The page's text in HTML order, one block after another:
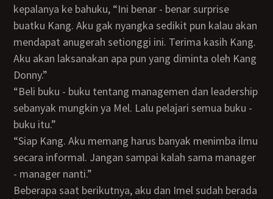
kepalanya ke bahuku, “Ini benar - benar surprise
buatku Kang. Aku gak nyangka sedikit pun kalau akan
mendapat anugerah setionggi ini. Terima kasih Kang.
Aku akan laksanakan apa pun yang diminta oleh Kang
Donny.”
“Beli buku - buku tentang managemen dan leadership
sebanyak mungkin ya Mel. Lalu pelajari semua buku -
buku itu.”
“Siap Kang. Aku memang harus banyak menimba ilmu
secara informal. Jangan sampai kalah sama manager
- manager nanti.”
Beberapa saat berikutnya, aku dan Imel sudah berada